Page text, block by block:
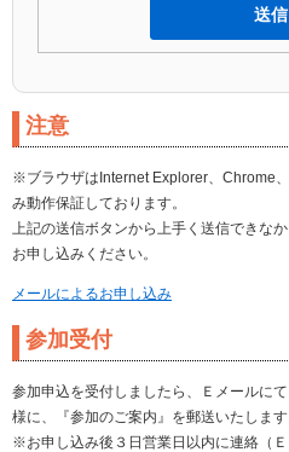
注意
※ブラウザはInternet Explorer、Chrome
み動作保証しております。
上記の送信ボタンから上手く送信できな
お申し込みください。
メールによるお申し込み
参加受付
参加申込を受付しましたら、Ｅメールに
様に、『参加のご案内』を郵送いたします
※お申し込み後３日営業日以内に連絡（Ｅ